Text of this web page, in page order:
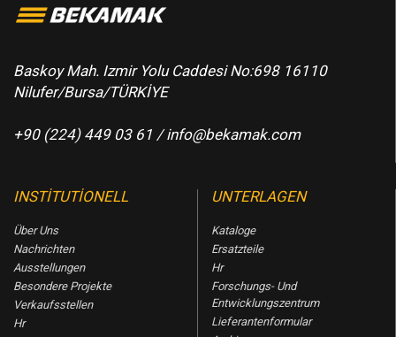
Baskoy Mah. Izmir Yolu Caddesi No:698 16110
Nilufer/Bursa/TÜRKİYE
+90 (224) 449 03 61 /info@bekamak.com
INSTITUTIONELL
Über Uns
Nachrichten
Ausstellungen
Besondere Projekte
Verkaufsstellen
Hr
UNTERLAGEN
Kataloge
Ersatzteile
Hr
Forschungs- Und
Entwicklungszentrum
Lieferantenformular